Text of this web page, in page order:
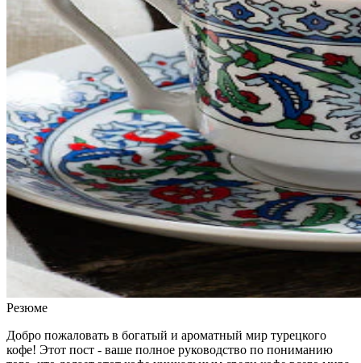
Резюме
Добро пожаловать в богатый и ароматный мир турецкого
кофе! Этот пост - ваше полное руководство по пониманию